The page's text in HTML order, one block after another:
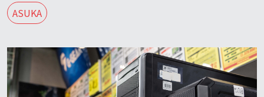
ASUKA